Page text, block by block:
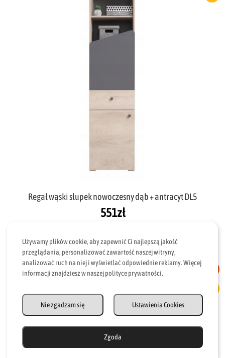
Regał wąski słupek nowoczesny dąb + antracyt DL5
551zł
Używamy plików cookie, aby zapewnić Ci najlepszą jakość
przeglądania, personalizować zawartość naszej witryny,
analizować ruch na niej i wyświetlać odpowiednie reklamy. Więcej
informacji znajdziesz w naszej polityce prywatności.
Zgoda
Ustawienia Cookies
Nie zgadzam się